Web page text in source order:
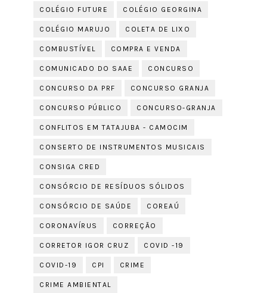
COLÉGIO FUTURE COLÉGIO GEORGINA
COLÉGIO MARUJO COLETA DE LIXO
COMBUSTÍVEL COMPRA E VENDA
COMUNICADO DO SAAE CONCURSO
CONCURSO DA PRF CONCURSO GRANJA
CONCURSO PÚBLICO CONCURSO-GRANJA
CONFLITOS EM TATAJUBA - CAMOCIM
CONSERTO DE INSTRUMENTOS MUSICAIS
CONSIGA CRED
CONSÓRCIO DE RESÍDUOS SÓLIDOS
CONSÓRCIO DE SAÚDE COREAÚ
CORONAVÍRUS CORREÇÃO
CORRETOR IGOR CRUZ COVID -19
COVID-19 CPI CRIME
CRIME AMBIENTAL